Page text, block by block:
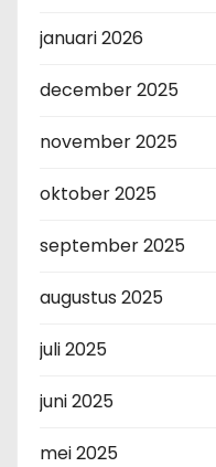
januari 2026
december 2025
november 2025
oktober 2025
september 2025
augustus 2025
juli 2025
juni 2025
mei 2025